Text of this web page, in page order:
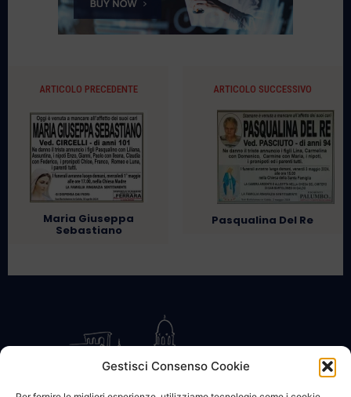
Gestisci Consenso Cookie
ARTICOLO PRECEDENTE
Maria Giuseppa
Sebastiano
ARTICOLO SUCCESSIVO
Pasqualina Del Re